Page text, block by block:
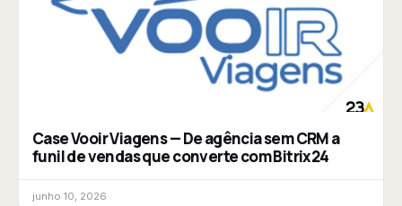
Case Vooir Viagens — De agência sem CRM a
funil de vendas que converte com Bitrix24
junho 10, 2026